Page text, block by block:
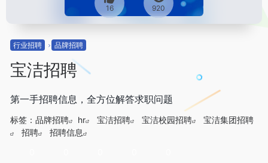
16 920
行业招聘 品牌招聘
宝洁招聘
第一手招聘信息，全方位解答求职问题
标签： 品牌招聘 hr 宝洁招聘 宝洁校园招聘
宝洁集团招聘
招聘
招聘信息